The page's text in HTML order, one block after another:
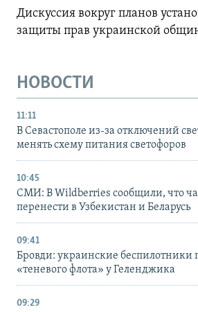
Дискуссия вокруг планов
защиты прав украинской
НОВОСТИ
11:11
В Севастополе из-за отключений
менять схему питания светофоров
10:45
СМИ: В Wildberries сообщили, что
перенести в Узбекистан и Беларусь
09:41
Бровди: украинские беспилотники
«теневого флота» у Геленджика
09:29